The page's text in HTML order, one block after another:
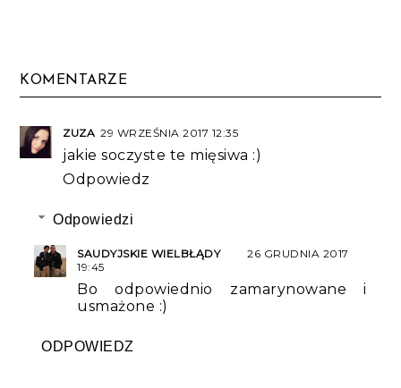
KOMENTARZE
ZUZA 29 WRZEŚNIA 2017 12:35
jakie soczyste te mięsiwa :)
Odpowiedz
Odpowiedzi
SAUDYJSKIE WIELBŁĄDY
26 GRUDNIA 2017
19:45
Bo odpowiednio zamarynowane i
usmażone :)
ODPOWIEDZ